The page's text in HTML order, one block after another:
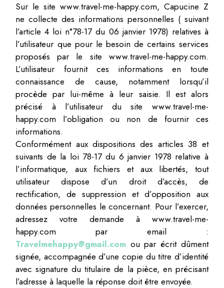
Sur le site www.travel-me-happy.com, Capucine Z
ne collecte des informations personnelles ( suivant
l’article 4 loi n°78-17 du 06 janvier 1978) relatives à
l’utilisateur que pour le besoin de certains services
proposés par le site www.travel-me-happy.com.
L’utilisateur fournit ces informations en toute
connaissance de cause, notamment lorsqu’il
procède par lui-même à leur saisie. Il est alors
précisé à l’utilisateur du site www.travel-me-
happy.com l’obligation ou non de fournir ces
informations.
Conformément aux dispositions des articles 38 et
suivants de la loi 78-17 du 6 janvier 1978 relative à
l’informatique, aux fichiers et aux libertés, tout
utilisateur dispose d’un droit d’accès, de
rectification, de suppression et d’opposition aux
données personnelles le concernant. Pour l’exercer,
adressez votre demande à www.travel-me-
happy.com par email :
Travelmehappy@gmail.com ou par écrit dûment
signée, accompagnée d’une copie du titre d’identité
avec signature du titulaire de la pièce, en précisant
l’adresse à laquelle la réponse doit être envoyée.